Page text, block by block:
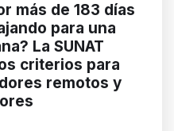
más de 183 días
para una
La SUNAT
criterios para
remotos y